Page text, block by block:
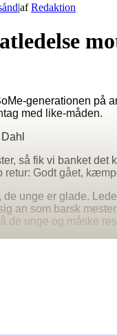
|afRedaktion
generationen på
med like-måden.
så fik vi banket det
retur: Godt gået,
de unge er glade.
an som barsk
de unge og måske